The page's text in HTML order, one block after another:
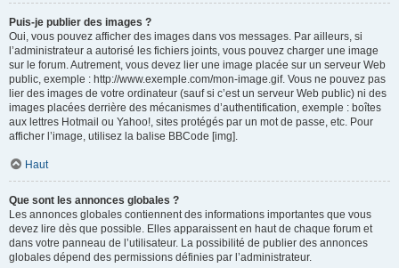
Puis-je publier des images ?
Oui, vous pouvez afficher des images dans vos messages. Par ailleurs, si
l’administrateur a autorisé les fichiers joints, vous pouvez charger une image
sur le forum. Autrement, vous devez lier une image placée sur un serveur Web
public, exemple : http://www.exemple.com/mon-image.gif. Vous ne pouvez pas
lier des images de votre ordinateur (sauf si c’est un serveur Web public) ni des
images placées derrière des mécanismes d’authentification, exemple : boîtes
aux lettres Hotmail ou Yahoo!, sites protégés par un mot de passe, etc. Pour
afficher l’image, utilisez la balise BBCode [img].
Haut
Que sont les annonces globales ?
Les annonces globales contiennent des informations importantes que vous
devez lire dès que possible. Elles apparaissent en haut de chaque forum et
dans votre panneau de l’utilisateur. La possibilité de publier des annonces
globales dépend des permissions définies par l’administrateur.